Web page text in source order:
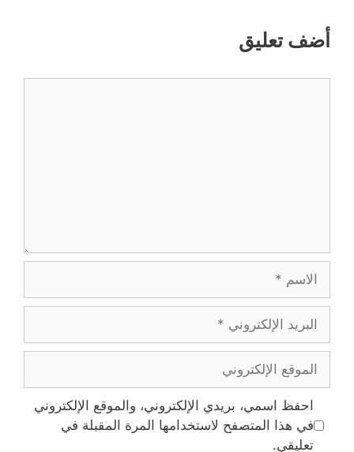
أضف تعليق
الاسم
البريد
الإلكتروني
الموقع
الإلكتروني
احفظ اسمي، بريدي الإلكتروني، والموقع الإلكتروني
في هذا المتصفح لاستخدامها المرة المقبلة في
تعليقي.